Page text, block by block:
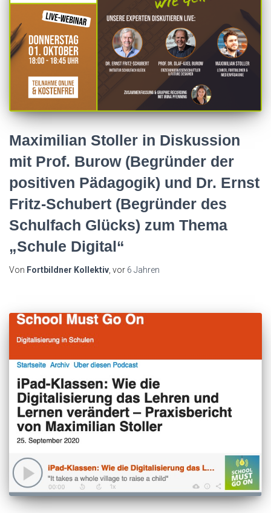
Maximilian Stoller in Diskussion
mit Prof. Burow (Begründer der
positiven Pädagogik) und Dr. Ernst
Fritz-Schubert (Begründer des
Schulfach Glücks) zum Thema
„Schule Digital“
Von Fortbildner Kollektiv , vor 6 Jahren